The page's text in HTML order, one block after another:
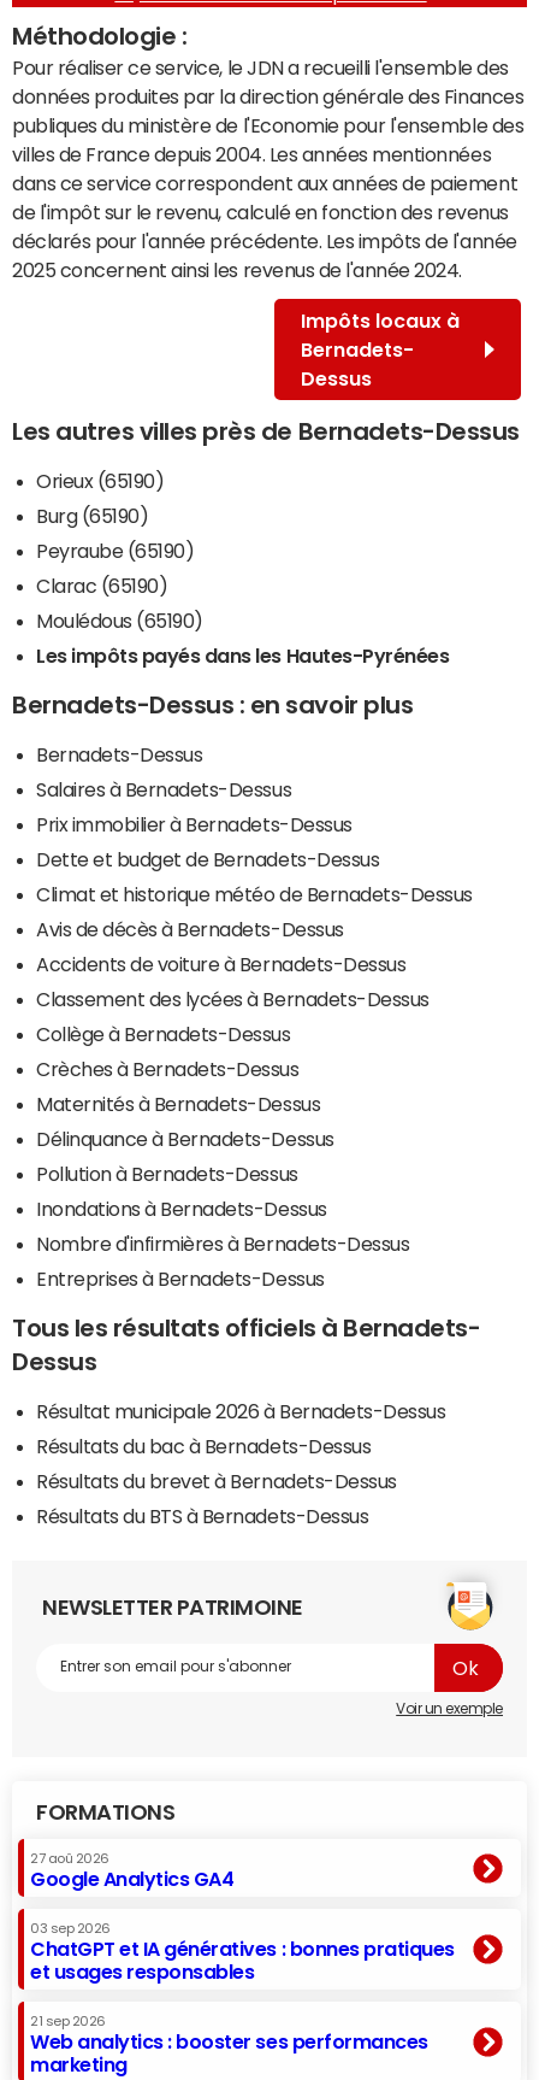
Méthodologie :
Pour réaliser ce service, le JDN a recueilli l'ensemble des
données produites par la direction générale des Finances
publiques du ministère de l'Economie pour l'ensemble des
villes de France depuis 2004. Les années mentionnées
dans ce service correspondent aux années de paiement
de l'impôt sur le revenu, calculé en fonction des revenus
déclarés pour l'année précédente. Les impôts de l'année
2025 concernent ainsi les revenus de l'année 2024.
Impôts locaux à
Bernadets-
Dessus
Les autres villes près de Bernadets-Dessus
Orieux (65190)
Burg (65190)
Peyraube (65190)
Clarac (65190)
Moulédous (65190)
Les impôts payés dans les Hautes-Pyrénées
Bernadets-Dessus : en savoir plus
Bernadets-Dessus
Salaires à Bernadets-Dessus
Prix immobilier à Bernadets-Dessus
Dette et budget de Bernadets-Dessus
Climat et historique météo de Bernadets-Dessus
Avis de décès à Bernadets-Dessus
Accidents de voiture à Bernadets-Dessus
Classement des lycées à Bernadets-Dessus
Collège à Bernadets-Dessus
Crèches à Bernadets-Dessus
Maternités à Bernadets-Dessus
Délinquance à Bernadets-Dessus
Pollution à Bernadets-Dessus
Inondations à Bernadets-Dessus
Nombre d'infirmières à Bernadets-Dessus
Entreprises à Bernadets-Dessus
Tous les résultats officiels à Bernadets-
Dessus
Résultat municipale 2026 à Bernadets-Dessus
Résultats du bac à Bernadets-Dessus
Résultats du brevet à Bernadets-Dessus
Résultats du BTS à Bernadets-Dessus
NEWSLETTER PATRIMOINE
Voir un exemple
FORMATIONS
27 aoû 2026
Google Analytics GA4
03 sep 2026
ChatGPT et IA génératives : bonnes pratiques
et usages responsables
21 sep 2026
Web analytics : booster ses performances
marketing